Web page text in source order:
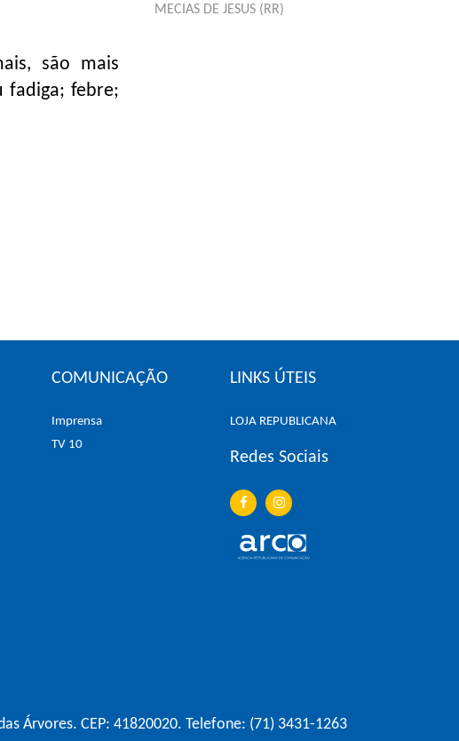
são mais
fadiga; febre;
MECIAS DE JESUS (RR)
COMUNICAÇÃO
Imprensa
TV 10
LINKS ÚTEIS
LOJA REPUBLICANA
Redes Sociais
Árvores. CEP: 41820020. Telefone: (71) 3431-1263